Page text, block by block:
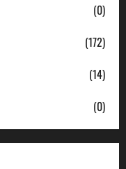
(0)
(172)
(14)
(0)